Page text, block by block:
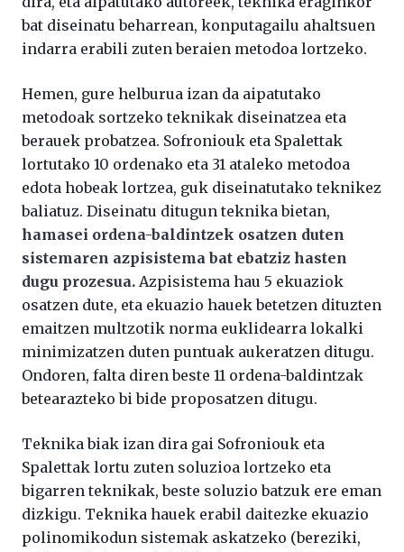
bat diseinatu beharrean, konputagailu ahaltsuen
indarra erabili zuten beraien metodoa lortzeko.
Hemen, gure helburua izan da aipatutako
metodoak sortzeko teknikak diseinatzea eta
berauek probatzea. Sofroniouk eta Spalettak
lortutako 10 ordenako eta 31 ataleko metodoa
edota hobeak lortzea, guk diseinatutako teknikez
baliatuz. Diseinatu ditugun teknika bietan,
hamasei ordena-baldintzek osatzen duten
sistemaren azpisistema bat ebatziz hasten
dugu prozesua. Azpisistema hau 5 ekuaziok
osatzen dute, eta ekuazio hauek betetzen dituzten
emaitzen multzotik norma euklidearra lokalki
minimizatzen duten puntuak aukeratzen ditugu.
Ondoren, falta diren beste 11 ordena-baldintzak
betearazteko bi bide proposatzen ditugu.
Teknika biak izan dira gai Sofroniouk eta
Spalettak lortu zuten soluzioa lortzeko eta
bigarren teknikak, beste soluzio batzuk ere eman
dizkigu. Teknika hauek erabil daitezke ekuazio
polinomikodun sistemak askatzeko (bereziki,